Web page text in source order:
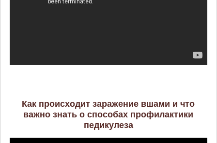
Как происходит заражение вшами и что
важно знать о способах профилактики
педикулеза